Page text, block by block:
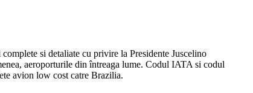
si detaliate cu privire la Presidente Juscelino
aeroporturile din întreaga lume. Codul IATA si codul
avion low cost catre Brazilia.